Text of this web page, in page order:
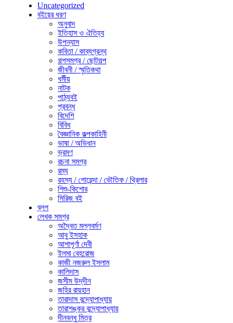
Uncategorized
বইয়ের ধরণ
অনুবাদ
ইতিহাস ও ঐতিহ্য
উপন্যাস
কবিতা / কাব্যগ্রন্থ
গল্পসমগ্র / ছোটগল্প
জীবনী / স্মৃতিকথা
ধর্মীয়
নাটক
পাঠ্যবই
প্রবন্ধ
বিদেশি
বিবিধ
বৈজ্ঞানিক কল্পকাহিনী
ভাষা / অভিধান
ভ্রমণ
রচনা সমগ্র
রম্য
রহস্য / গোয়েন্দা / ভৌতিক / থ্রিলার
শিশু-কিশোর
সিরিজ বই
ব্লগ
লেখক সমগ্র
অদ্বৈত মল্লবর্মণ
আবু ইসহাক
আশাপূর্ণা দেবী
ইলমা বেহরোজ
কাজী নজরুল ইসলাম
কালিদাস
জসীম উদ্‌দীন
জহির রায়হান
তারাদাস বন্দ্যোপাধ্যায়
তারাশঙ্কর বন্দ্যোপাধ্যায়
দীনবন্ধু মিত্র